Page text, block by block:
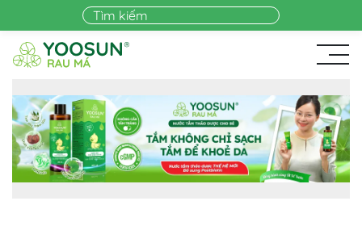
Skip to main content